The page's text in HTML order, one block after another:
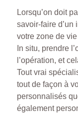
Lorsqu’on doit
savoir-faire d’un
votre zone de
In situ, prendre
l’opération, et
Tout vrai
tout de façon à
personnalisés
également